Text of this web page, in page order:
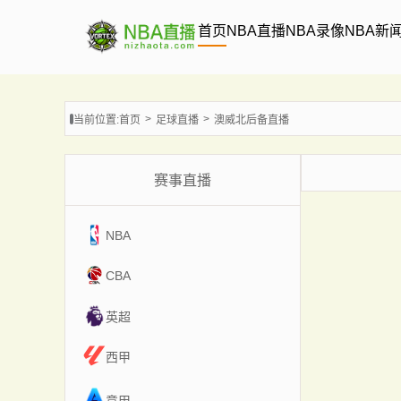
首页NBA直播NBA录像NBA新
当前位置:首页 足球直播 澳威北后备直播
赛事直播
NBA
CBA
英超
西甲